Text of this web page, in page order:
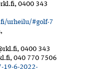
0400 343
urheilu/#golf-7
0400 343
040 770 7506
19-6-2022-